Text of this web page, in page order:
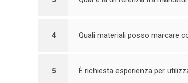
4 Quali materiali posso marcare
5 È richiesta esperienza per